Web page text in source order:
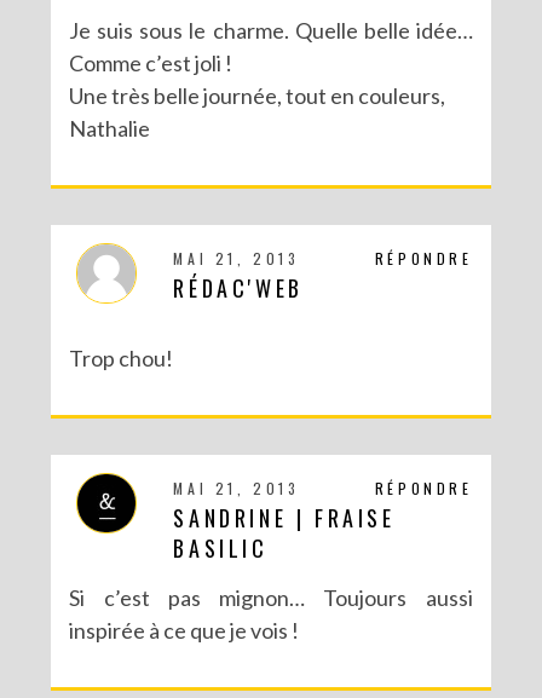
DIY – UN CALENDRIER DE L’AVENT TOUT EN IMAGES
Je suis sous le charme. Quelle belle idée…
Comme c’est joli !
Une très belle journée, tout en couleurs,
Nathalie
RÉPONDRE
MAI 21, 2013
RÉDAC'WEB
Trop chou!
RÉPONDRE
MAI 21, 2013
SANDRINE | FRAISE
BASILIC
Si c’est pas mignon… Toujours aussi
inspirée à ce que je vois !